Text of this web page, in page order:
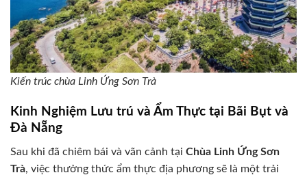
Kiến trúc chùa Linh Ứng Sơn Trà
Kinh Nghiệm Lưu trú và Ẩm Thực tại Bãi Bụt và
Đà Nẵng
Sau khi đã chiêm bái và vãn cảnh tại Chùa Linh Ứng Sơn
Trà, việc thưởng thức ẩm thực địa phương sẽ là một trải